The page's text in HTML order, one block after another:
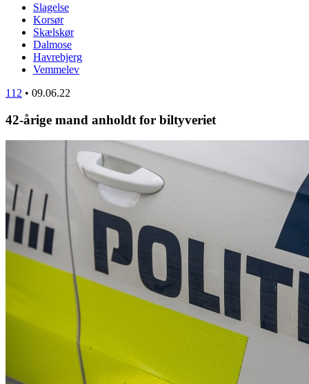
Slagelse
Korsør
Skælskør
Dalmose
Havrebjerg
Vemmelev
112 • 09.06.22
42-årige mand anholdt for biltyveriet